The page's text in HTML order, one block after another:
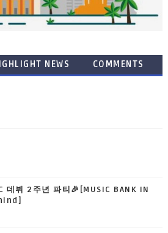
NEWS COMMENTS
데뷔 2주년 파티🎉[MUSIC BANK IN